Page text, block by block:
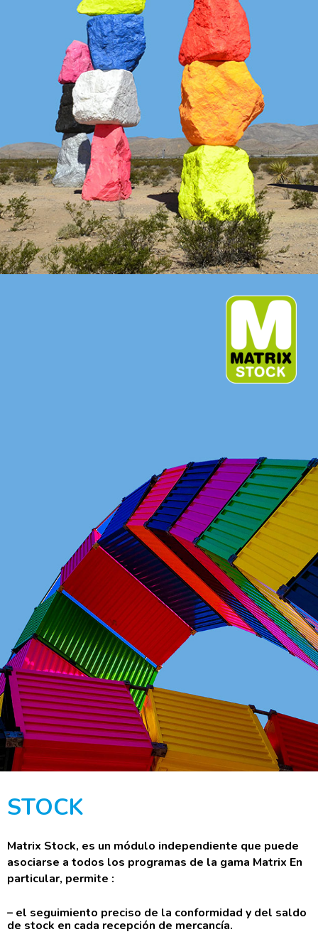
STOCK
Matrix Stock, es un módulo independiente que puede
asociarse a todos los programas de la gama Matrix En
particular, permite :
– el seguimiento preciso de la conformidad y del saldo
de stock en cada recepción de mercancía.